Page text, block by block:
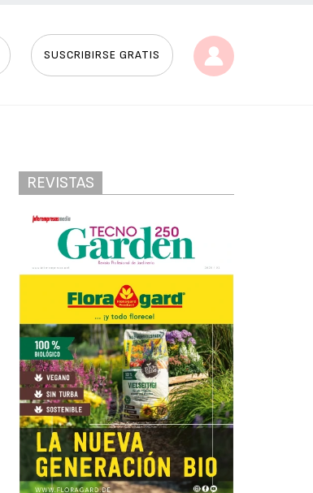
SUSCRIBIRSE GRATIS
REVISTAS